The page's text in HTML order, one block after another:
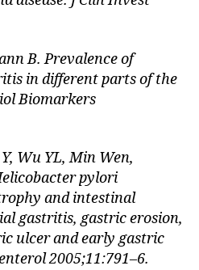
B. Prevalence of
in different parts of the
Biomarkers
Wu YL, Min Wen,
pylori
and intestinal
gastritis, gastric erosion,
ulcer and early gastric
2005;11:791–6.